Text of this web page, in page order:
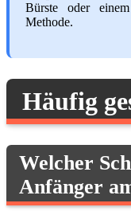
Bürste oder
Methode.
Häufig
Welcher
Anfänger